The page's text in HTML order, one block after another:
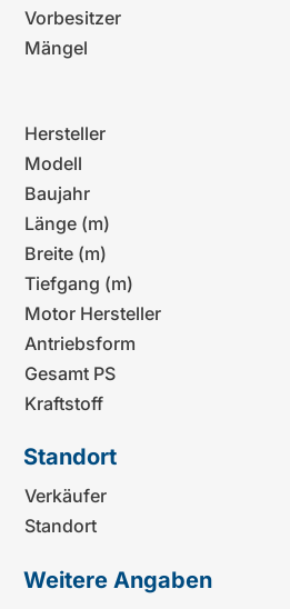
Vorbesitzer
Mängel
Hersteller
Modell
Baujahr
Länge (m)
Breite (m)
Tiefgang (m)
Motor Hersteller
Antriebsform
Gesamt PS
Kraftstoff
Standort
Verkäufer
Standort
Weitere Angaben